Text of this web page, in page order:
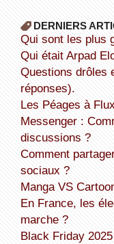
DERNIERS
Qui sont les
Qui était Arpad
Questions drôles en direct de Facebook (avec les
réponses).
Les Péages à
Messenger : Comment récupérer et lire toutes les
discussions ?
Comment partager l'humour sur les réseaux
sociaux ?
Manga VS
En France, les élections municipales : comment ça
marche ?
Black Friday 2025 : records de ventes, chaos de